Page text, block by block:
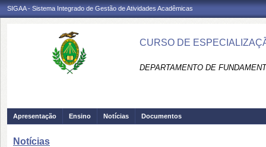
SIGAA - Sistema Integrado de Gestão de Atividades Acadêmicas
CURSO DE
DEPARTAMENTO DE
Apresentação Ensino Notícias Documentos
Notícias